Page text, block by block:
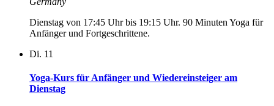
Dienstag von 17:45 Uhr bis 19:15 Uhr. 90 Minuten Yoga für
Anfänger und Fortgeschrittene.
Di. 11
Yoga-Kurs für Anfänger und Wiedereinsteiger am
Dienstag